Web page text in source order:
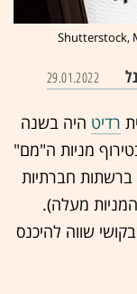
29.01.2022
רדיט היה בשנה
מניות ה"מם"
ברשתות חברתיות
מעלה).
שווה להיכנס